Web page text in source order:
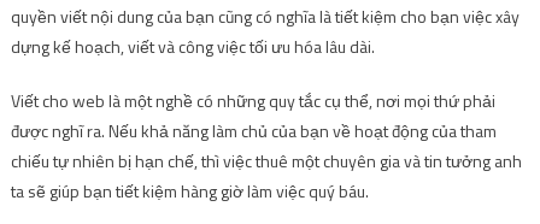
quyền viết nội dung của bạn cũng có nghĩa là tiết kiệm cho bạn việc xây
dựng kế hoạch, viết và công việc tối ưu hóa lâu dài.
Viết cho web là một nghề có những quy tắc cụ thể, nơi mọi thứ phải
được nghĩ ra. Nếu khả năng làm chủ của bạn về hoạt động của tham
chiếu tự nhiên bị hạn chế, thì việc thuê một chuyên gia và tin tưởng anh
ta sẽ giúp bạn tiết kiệm hàng giờ làm việc quý báu.